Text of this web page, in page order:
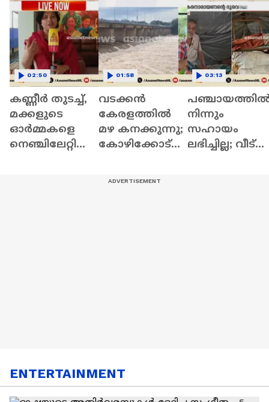
കണ്ണീർ തുടച്ച്,
മക്കളുടെ
ഓർമ്മകളെ
നെഞ്ചിലേറ്റി
02:50
വടക്കൻ
കേരളത്തിൽ
മഴ കനക്കുന്നു;
കോഴിക്കോട്
01:58
നിന്നും
സഹായം
ലഭിച്ചില്ല; വീട്
03:13
ENTERTAINMENT